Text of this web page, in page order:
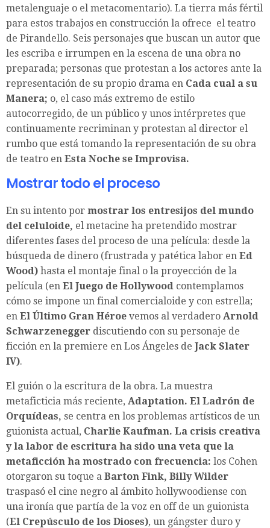
metalenguaje o el metacomentario). La tierra más fértil
para estos trabajos en construcción la ofrece el teatro
de Pirandello. Seis personajes que buscan un autor que
les escriba e irrumpen en la escena de una obra no
preparada; personas que protestan a los actores ante la
representación de su propio drama en Cada cual a su
Manera; o, el caso más extremo de estilo
autocorregido, de un público y unos intérpretes que
continuamente recriminan y protestan al director el
rumbo que está tomando la representación de su obra
de teatro en Esta Noche se Improvisa.
Mostrar todo el proceso
En su intento por mostrar los entresijos del mundo
del celuloide, el metacine ha pretendido mostrar
diferentes fases del proceso de una película: desde la
búsqueda de dinero (frustrada y patética labor en Ed
Wood) hasta el montaje final o la proyección de la
película (en El Juego de Hollywood contemplamos
cómo se impone un final comercialoide y con estrella;
en El Último Gran Héroe vemos al verdadero Arnold
Schwarzenegger discutiendo con su personaje de
ficción en la premiere en Los Ángeles de Jack Slater
IV).
El guión o la escritura de la obra. La muestra
metaficticia más reciente, Adaptation. El Ladrón de
Orquídeas, se centra en los problemas artísticos de un
guionista actual, Charlie Kaufman. La crisis creativa
y la labor de escritura ha sido una veta que la
metaficción ha mostrado con frecuencia: los Cohen
otorgaron su toque a Barton Fink, Billy Wilder
traspasó el cine negro al ámbito hollywoodiense con
una ironía que partía de la voz en off de un guionista
(El Crepúsculo de los Dioses), un gángster duro y